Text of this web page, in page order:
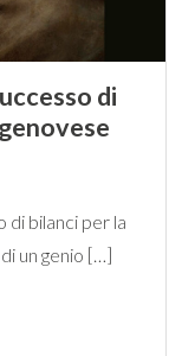
di
di bilanci per la
un genio […]